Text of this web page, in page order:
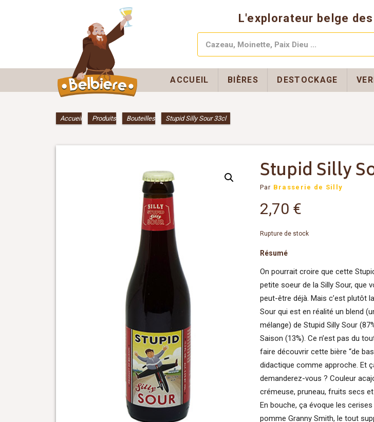
L'explorateur belge
ACCUEIL BIÈRES DESTOCKAGE
Accueil» Produits» Bouteilles» Stupid Silly Sour 33cl
Stupid Silly
Par Brasserie de Silly
2,70 €
Rupture de stock
Résumé
On pourrait croire que cette
petite soeur de la Silly Sour, que
peut-être déjà. Mais c’est plutôt
Sour qui est en réalité un blend
mélange) de Stupid Silly Sour
Saison (13%). Ce n’est pas du
faire découvrir cette bière “de
didactique comme approche. Et
demanderez-vous ? Couleur
crémeuse, pruneau, fruits secs
En bouche, ça évoque les
pomme Granny Smith, le tout